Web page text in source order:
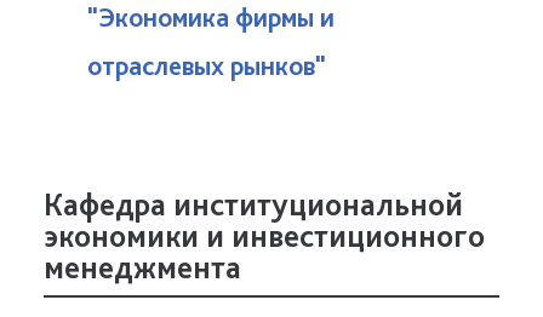
"Экономика фирмы и
отраслевых рынков"
Кафедра институциональной
экономики и инвестиционного
менеджмента